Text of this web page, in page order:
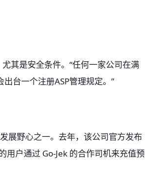
其是安全条件。“任何一家公司在满
台一个注册ASP管理规定。”
展野心之一。去年，该公司官方发布
用户通过 Go-Jek 的合作司机来充值预